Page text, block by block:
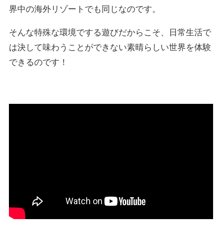
界中の海外リゾートでも同じなのです。
そんな特殊な環境でする遊びだからこそ、日常生活で
は決して味わうことができない素晴らしい世界を体験
できるのです！